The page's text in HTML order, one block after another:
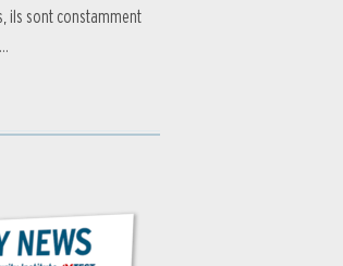
ils sont constamment